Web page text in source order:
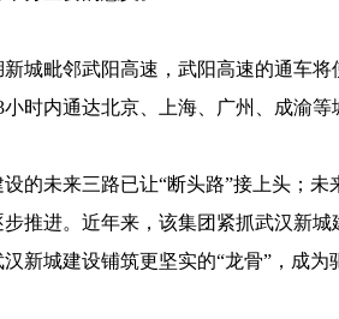
城毗邻武阳高速，武阳高速的通车
时内通达北京、上海、广州、成渝等
的未来三路已让“断头路”接上头；
推进。近年来，该集团紧抓武汉新
新城建设铺筑更坚实的“龙骨”，成为